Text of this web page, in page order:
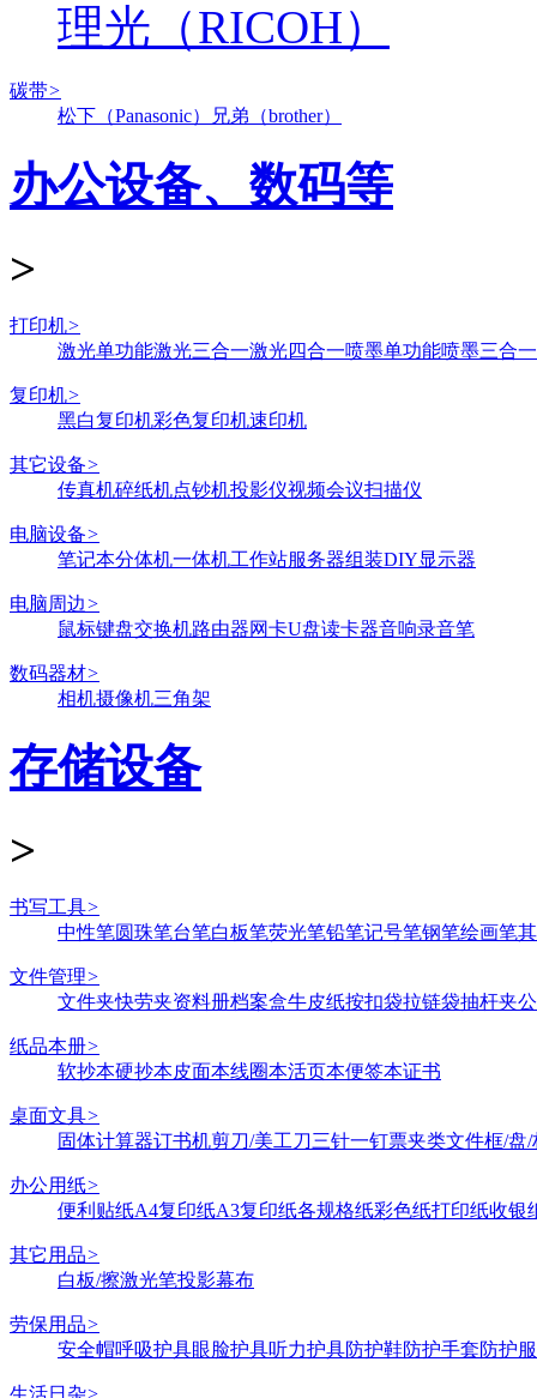
理光（RICOH）
碳带>
松下（Panasonic）
兄弟（brother）
办公设备、数码等
>
打印机>
激光单功能激光三合一激光四合一喷墨单功能喷墨三合一
复印机>
黑白复印机彩色复印机速印机
其它设备>
传真机碎纸机点钞机投影仪视频会议扫描仪
电脑设备>
笔记本分体机一体机工作站服务器组装DIY显示器
电脑周边>
鼠标键盘交换机路由器网卡U盘读卡器音响录音笔
数码器材>
相机摄像机三角架
存储设备
>
书写工具>
中性笔圆珠笔台笔白板笔荧光笔铅笔记号笔钢笔绘画笔
文件管理>
文件夹快劳夹资料册档案盒牛皮纸按扣袋拉链袋抽杆夹
纸品本册>
软抄本硬抄本皮面本线圈本活页本便签本证书
桌面文具>
固体计算器订书机剪刀/美工刀三针一钉票夹类文件框/盘/
办公用纸>
便利贴纸A4复印纸A3复印纸各规格纸彩色纸打印纸收银
其它用品>
白板/擦激光笔投影幕布
劳保用品>
安全帽呼吸护具眼脸护具听力护具防护鞋防护手套防护服
生活日杂>